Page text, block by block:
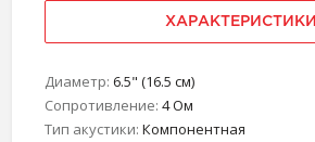
ХАРАКТЕРИСТИКИ
Диаметр: 6.5" (16.5 см)
Сопротивление: 4 Ом
Тип акустики: Компонентная